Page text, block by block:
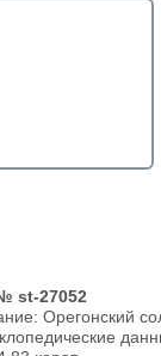
st-27052
Орегонский